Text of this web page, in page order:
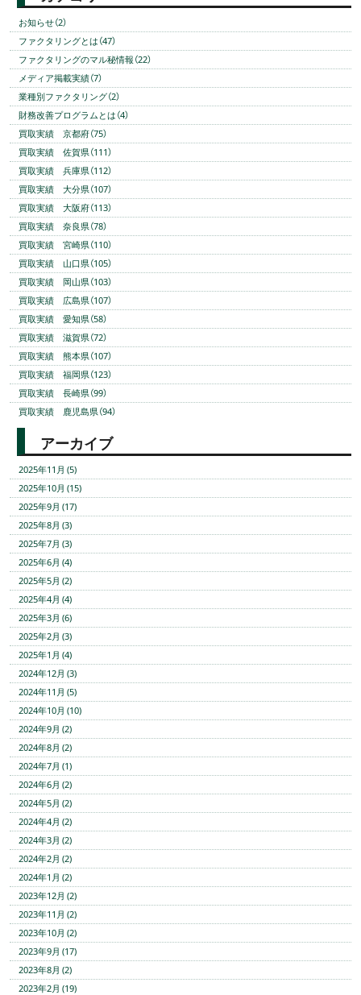
お知らせ（2）
ファクタリングとは（47）
ファクタリングのマル秘情報（22）
メディア掲載実績（7）
業種別ファクタリング（2）
財務改善プログラムとは（4）
買取実績 京都府（75）
買取実績 佐賀県（111）
買取実績 兵庫県（112）
買取実績 大分県（107）
買取実績 大阪府（113）
買取実績 奈良県（78）
買取実績 宮崎県（110）
買取実績 山口県（105）
買取実績 岡山県（103）
買取実績 広島県（107）
買取実績 愛知県（58）
買取実績 滋賀県（72）
買取実績 熊本県（107）
買取実績 福岡県（123）
買取実績 長崎県（99）
買取実績 鹿児島県（94）
アーカイブ
2025年11月 (5)
2025年10月 (15)
2025年9月 (17)
2025年8月 (3)
2025年7月 (3)
2025年6月 (4)
2025年5月 (2)
2025年4月 (4)
2025年3月 (6)
2025年2月 (3)
2025年1月 (4)
2024年12月 (3)
2024年11月 (5)
2024年10月 (10)
2024年9月 (2)
2024年8月 (2)
2024年7月 (1)
2024年6月 (2)
2024年5月 (2)
2024年4月 (2)
2024年3月 (2)
2024年2月 (2)
2024年1月 (2)
2023年12月 (2)
2023年11月 (2)
2023年10月 (2)
2023年9月 (17)
2023年8月 (2)
2023年2月 (19)